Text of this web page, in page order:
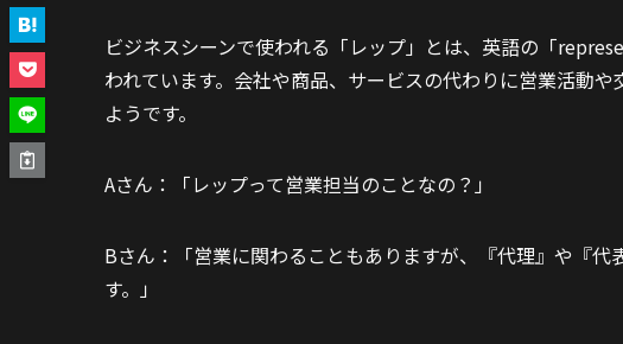
ビジネスシーンで使われる「レップ」とは、英語の「
われています。会社や商品、サービスの代わりに営業活動
ようです。
Aさん：「レップって営業担当のことなの？」
Bさん：「営業に関わることもありますが、『代理』や『
す。」